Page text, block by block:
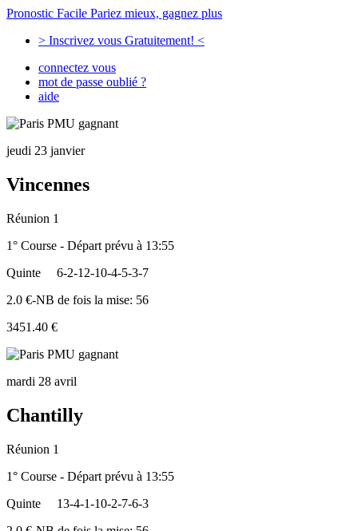
Pronostic Facile Pariez mieux, gagnez plus
> Inscrivez vous Gratuitement! <
connectez vous
mot de passe oublié ?
aide
jeudi 23 janvier
Vincennes
Réunion 1
1° Course - Départ prévu à 13:55
Quinte
6-2-12-10-4-5-3-7
2.0 €-NB de fois la mise: 56
3451.40 €
mardi 28 avril
Chantilly
Réunion 1
1° Course - Départ prévu à 13:55
Quinte
13-4-1-10-2-7-6-3